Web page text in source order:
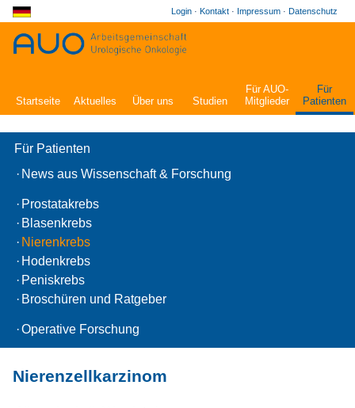
Login · Kontakt · Impressum · Datenschutz
Startseite Aktuelles Über uns Studien
Für AUO-
Mitglieder
Für
Patienten
Für Patienten
· News aus Wissenschaft & Forschung
· Prostatakrebs
· Blasenkrebs
· Nierenkrebs
· Hodenkrebs
· Peniskrebs
· Broschüren und Ratgeber
·Operative Forschung
Nierenzellkarzinom